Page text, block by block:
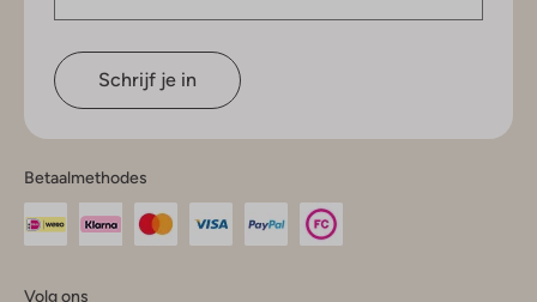
Schrijf je in
Betaalmethodes
Volg ons